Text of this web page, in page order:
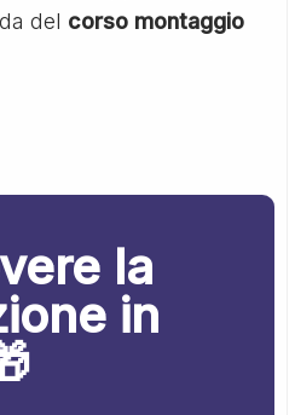
del corso montaggio
la
in